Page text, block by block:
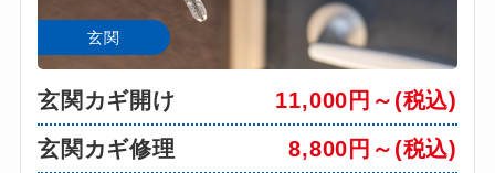
玄関
玄関カギ開け
11,000円～(税込)
玄関カギ修理
8,800円～(税込)